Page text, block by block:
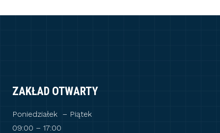
ZAKŁAD OTWARTY
Poniedziałek – Piątek
09:00 – 17:00